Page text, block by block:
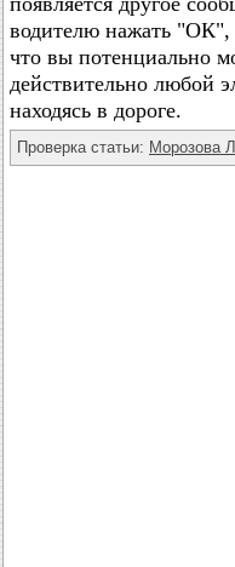
водителю нажать "ОК",
что вы потенциально
действительно любой
находясь в дороге.
Проверка статьи: Морозова